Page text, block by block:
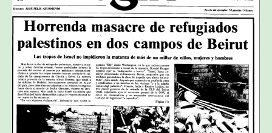
osoan
Sabra
eta
Xatilako
sarraskia
azalera
eraman
zuen
egunkari
bakarra”